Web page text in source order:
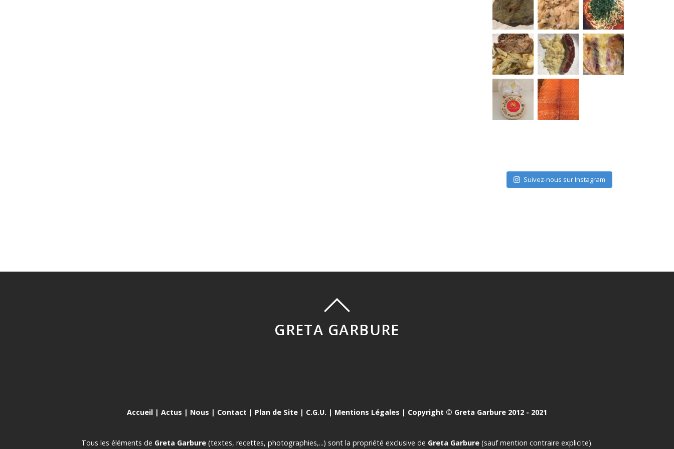
Suivez-nous sur Instagram
GRETA GARBURE
Accueil | Actus | Nous | Contact | Plan de Site | C.G.U. | Mentions Légales | Copyright © Greta Garbure 2012 - 2021
Tous les éléments de Greta Garbure (textes, recettes, photographies,...) sont la propriété exclusive de Greta Garbure (sauf mention contraire explicite).